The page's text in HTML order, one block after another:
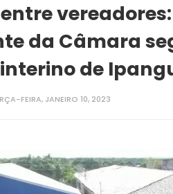
da Câmara
de
FEIRA, JANEIRO 10, 2023